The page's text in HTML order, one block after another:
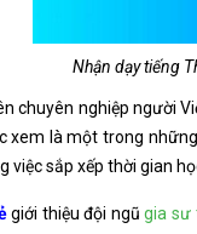
Nhận dạy tiếng
chuyên nghiệp người
xem là một trong
việc sắp xếp thời gian
giới thiệu đội ngũgia sư